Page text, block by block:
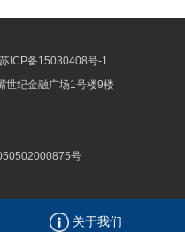
苏ICP备15030408号-1
世纪金融广场1号楼9楼
号
关于我们